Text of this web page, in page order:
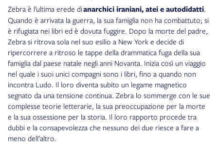
Zebra è l’ultima erede dianarchici iraniani, atei e autodidatti.
Quando è arrivata la guerra, la sua famiglia non ha combattuto; si
è rifugiata nei libri ed è dovuta fuggire. Dopo la morte del padre,
Zebra si ritrova sola nel suo esilio a New York e decide di
ripercorrere a ritroso le tappe della drammatica fuga della sua
famiglia dal paese natale negli anni Novanta. Inizia così un viaggio
nel quale i suoi unici compagni sono i libri, fino a quando non
incontra Ludo. Il loro diventa subito un legame magnetico
segnato da una tensione continua. Zebra lo sommerge con le sue
complesse teorie letterarie, la sua preoccupazione per la morte
e la sua ossessione per la storia. Il loro rapporto procede tra
dubbi e la consapevolezza che nessuno dei due riesce a fare a
meno dell’altro.